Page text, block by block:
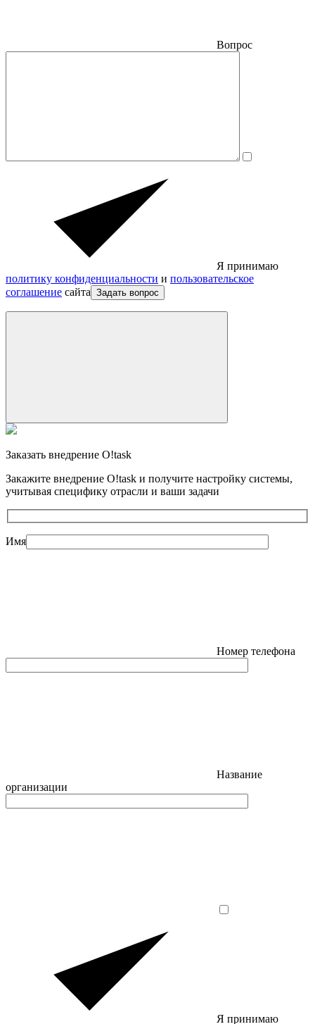
Вопрос
Я принимаю
политику конфиденциальности и пользовательское
соглашение сайта Задать вопрос
Заказать внедрение O!task
Закажите внедрение O!task и получите настройку системы,
учитывая специфику отрасли и ваши задачи
Имя
Номер телефона
Название
организации
Я принимаю